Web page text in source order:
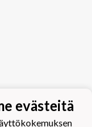
evästeitä